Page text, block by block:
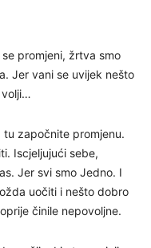
promjeni, žrtva smo
Jer vani se uvijek nešto
volji…
tu započnite promjenu.
Iscjeljujući sebe,
Jer svi smo Jedno. I
uočiti i nešto dobro
činile nepovoljne.